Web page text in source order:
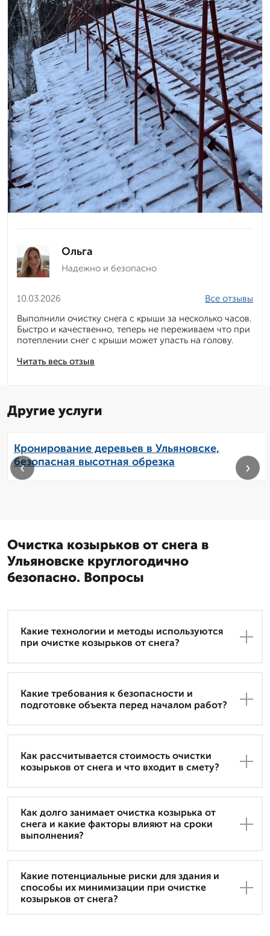
Ольга
Надежно и безопасно
10.03.2026
Читать весь отзыв
Все отзывы
Выполнили очистку снега с крыши за несколько часов.
Быстро и качественно, теперь не переживаем что при
потеплении снег с крыши может упасть на голову.
Другие услуги
Кронирование деревьев в Ульяновске,
безопасная высотная обрезка
‹ ›
Очистка козырьков от снега в
Ульяновске круглогодично
безопасно. Вопросы
Какие технологии и методы используются
при очистке козырьков от снега?
Какие требования к безопасности и
подготовке объекта перед началом работ?
Как рассчитывается стоимость очистки
козырьков от снега и что входит в смету?
Как долго занимает очистка козырька от
снега и какие факторы влияют на сроки
выполнения?
Какие потенциальные риски для здания и
способы их минимизации при очистке
козырьков от снега?